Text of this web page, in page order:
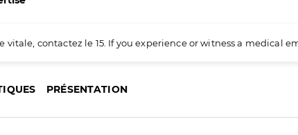
vitale, contactez le 15. If you experience or witness a medical
PRÉSENTATION